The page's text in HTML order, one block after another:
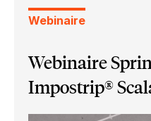
Webinaire
Webinaire
Impostrip®